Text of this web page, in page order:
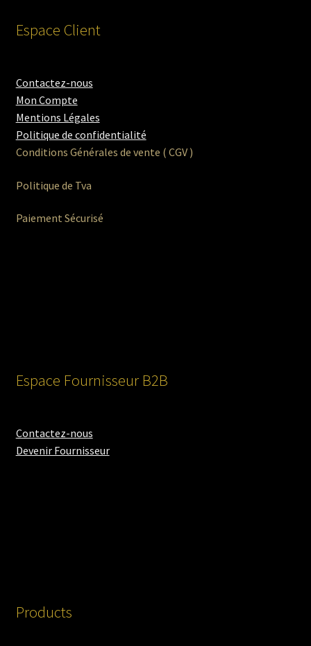
Espace Client
Contactez-nous
Mon Compte
Mentions Légales
Politique de confidentialité
Conditions Générales de vente ( CGV )
Politique de Tva
Paiement Sécurisé
Espace Fournisseur B2B
Contactez-nous
Devenir Fournisseur
Products